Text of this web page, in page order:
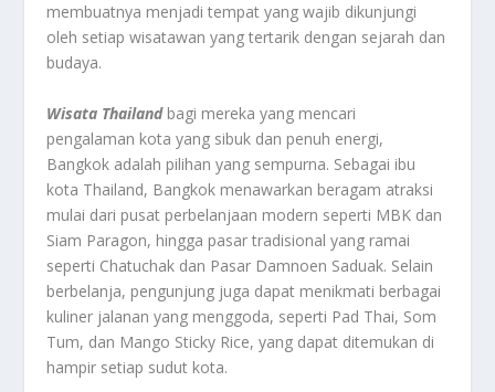
membuatnya menjadi tempat yang wajib dikunjungi
oleh setiap wisatawan yang tertarik dengan sejarah dan
budaya.
Wisata Thailand bagi mereka yang mencari
pengalaman kota yang sibuk dan penuh energi,
Bangkok adalah pilihan yang sempurna. Sebagai ibu
kota Thailand, Bangkok menawarkan beragam atraksi
mulai dari pusat perbelanjaan modern seperti MBK dan
Siam Paragon, hingga pasar tradisional yang ramai
seperti Chatuchak dan Pasar Damnoen Saduak. Selain
berbelanja, pengunjung juga dapat menikmati berbagai
kuliner jalanan yang menggoda, seperti Pad Thai, Som
Tum, dan Mango Sticky Rice, yang dapat ditemukan di
hampir setiap sudut kota.